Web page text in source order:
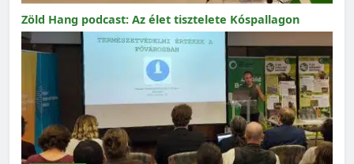
Zöld Hang podcast: Az élet tisztelete Kóspallagon